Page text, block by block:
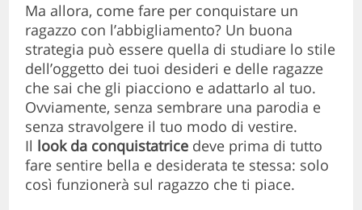
Ma allora, come fare per conquistare un
ragazzo con l’abbigliamento? Un buona
strategia può essere quella di studiare lo stile
dell’oggetto dei tuoi desideri e delle ragazze
che sai che gli piacciono e adattarlo al tuo.
Ovviamente, senza sembrare una parodia e
senza stravolgere il tuo modo di vestire.
Il look da conquistatrice deve prima di tutto
fare sentire bella e desiderata te stessa: solo
così funzionerà sul ragazzo che ti piace.